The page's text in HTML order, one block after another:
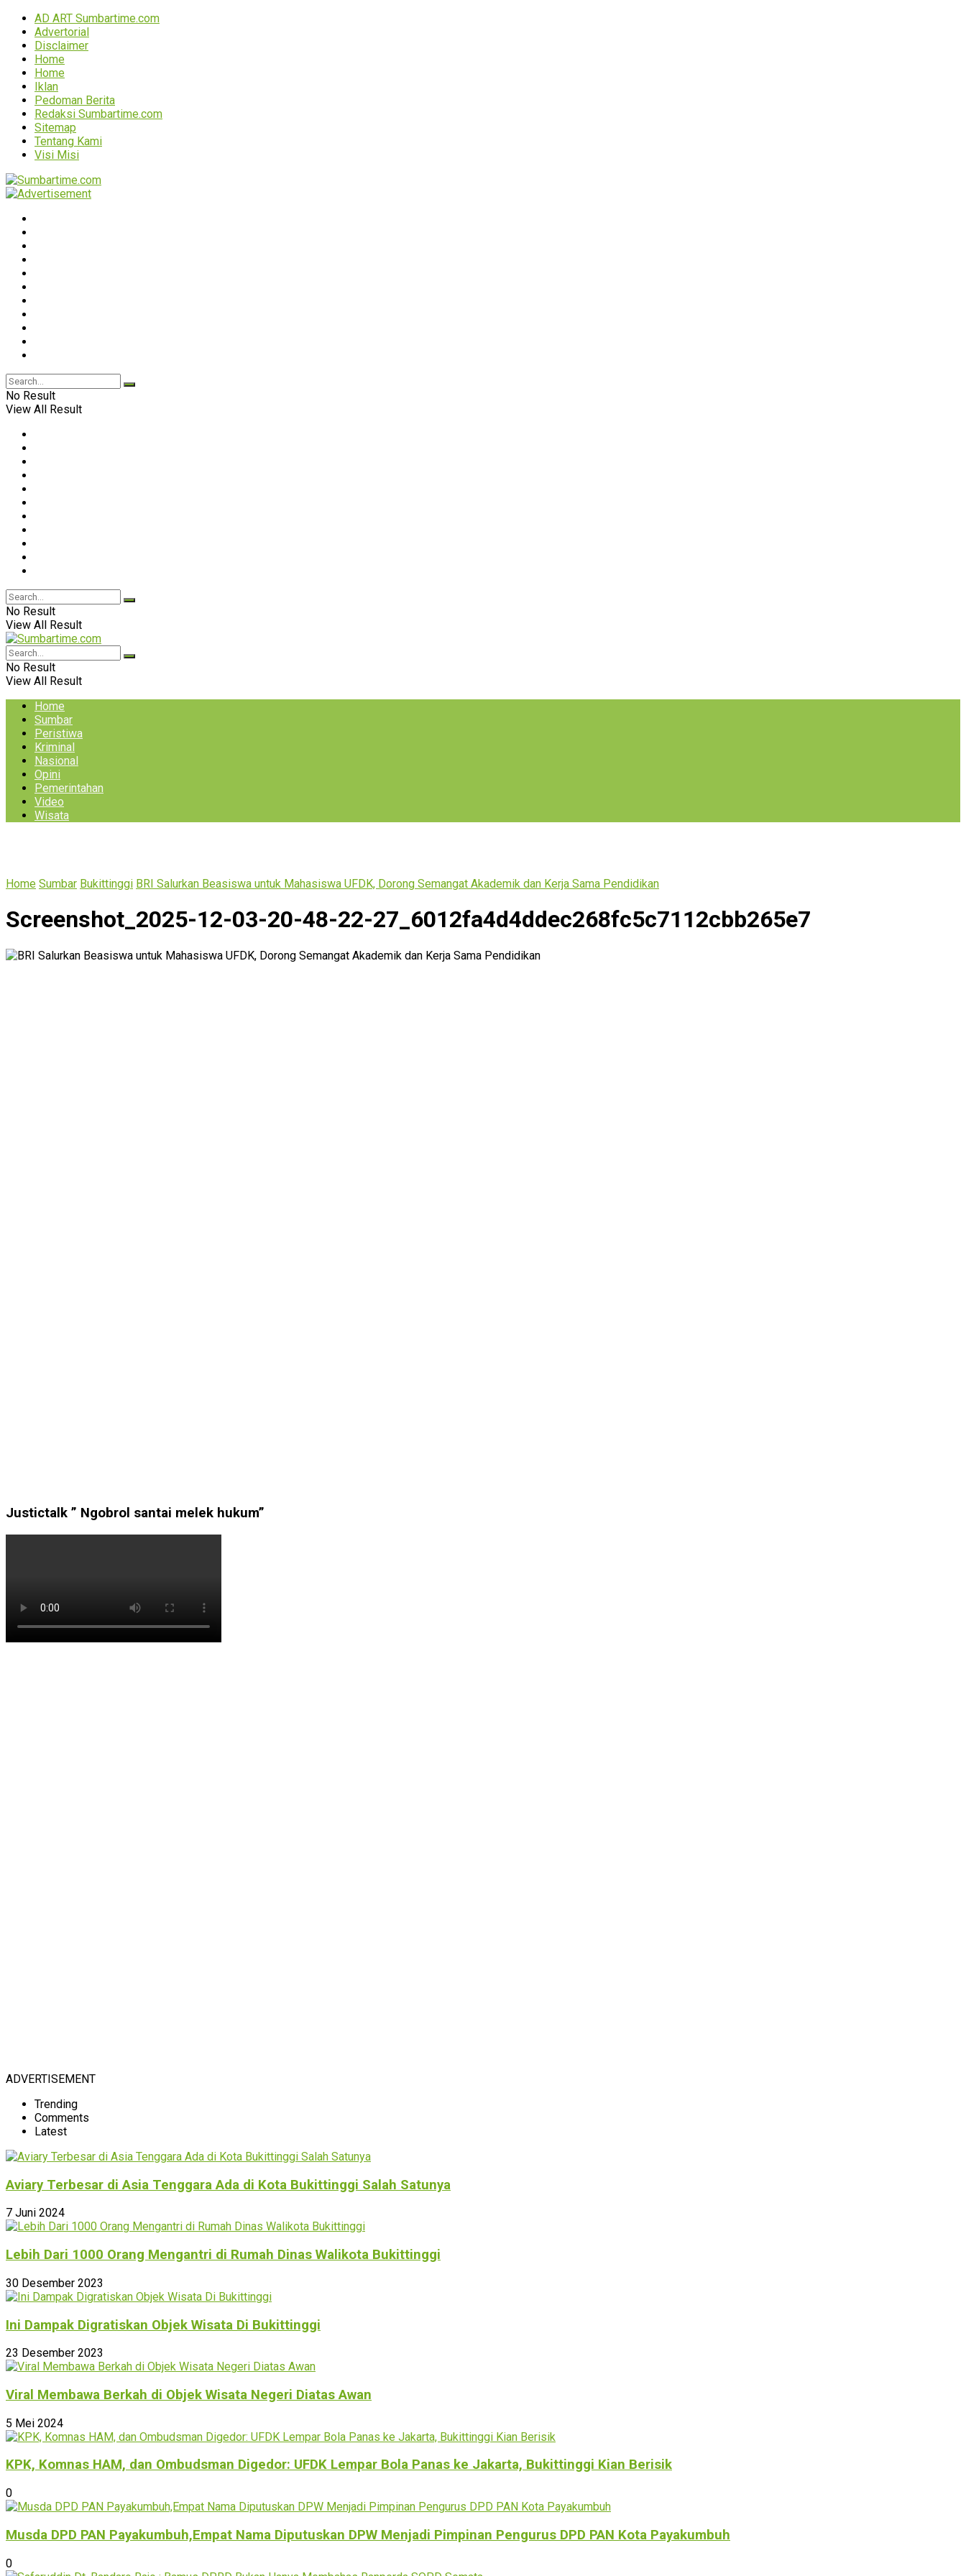
AD ART Sumbartime.com
Advertorial
Disclaimer
Home
Home
Iklan
Pedoman Berita
Redaksi Sumbartime.com
Sitemap
Tentang Kami
Visi Misi
No Result
View All Result
No Result
View All Result
No Result
View All Result
Home
Sumbar
Peristiwa
Kriminal
Nasional
Opini
Pemerintahan
Video
Wisata
Home Sumbar Bukittinggi BRI Salurkan Beasiswa untuk Mahasiswa UFDK, Dorong Semangat Akademik dan Kerja Sama Pendidikan
Screenshot_2025-12-03-20-48-22-27_6012fa4d4ddec268fc5c7112cbb265e7
Justictalk ” Ngobrol santai melek hukum”
ADVERTISEMENT
Trending
Comments
Latest
Aviary Terbesar di Asia Tenggara Ada di Kota Bukittinggi Salah Satunya
7 Juni 2024
Lebih Dari 1000 Orang Mengantri di Rumah Dinas Walikota Bukittinggi
30 Desember 2023
Ini Dampak Digratiskan Objek Wisata Di Bukittinggi
23 Desember 2023
Viral Membawa Berkah di Objek Wisata Negeri Diatas Awan
5 Mei 2024
KPK, Komnas HAM, dan Ombudsman Digedor: UFDK Lempar Bola Panas ke Jakarta, Bukittinggi Kian Berisik
0
Musda DPD PAN Payakumbuh,Empat Nama Diputuskan DPW Menjadi Pimpinan Pengurus DPD PAN Kota Payakumbuh
0